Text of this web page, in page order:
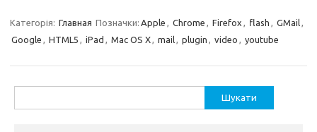
Категорія: Главная Позначки: Apple , Chrome , Firefox , flash , GMail,
Google , HTML5 , iPad , Mac OS X, mail, plugin , video , youtube